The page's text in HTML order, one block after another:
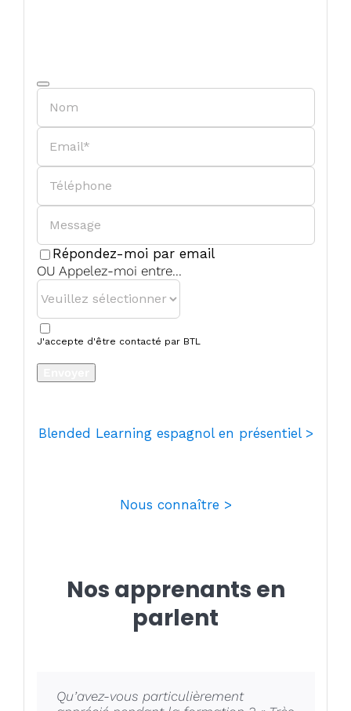
Répondez-moi par email
Business
Email
OU Appelez-moi entre...
J'accepte d'être contacté par BTL
Blended Learning espagnol en présentiel >
Nous connaître >
Nos apprenants en
parlent
Qu’avez-vous particulièrement
« Formateur très sympathique…avec
« J’ai particulièrement apprécié le
Qu’avez vous particulièrement